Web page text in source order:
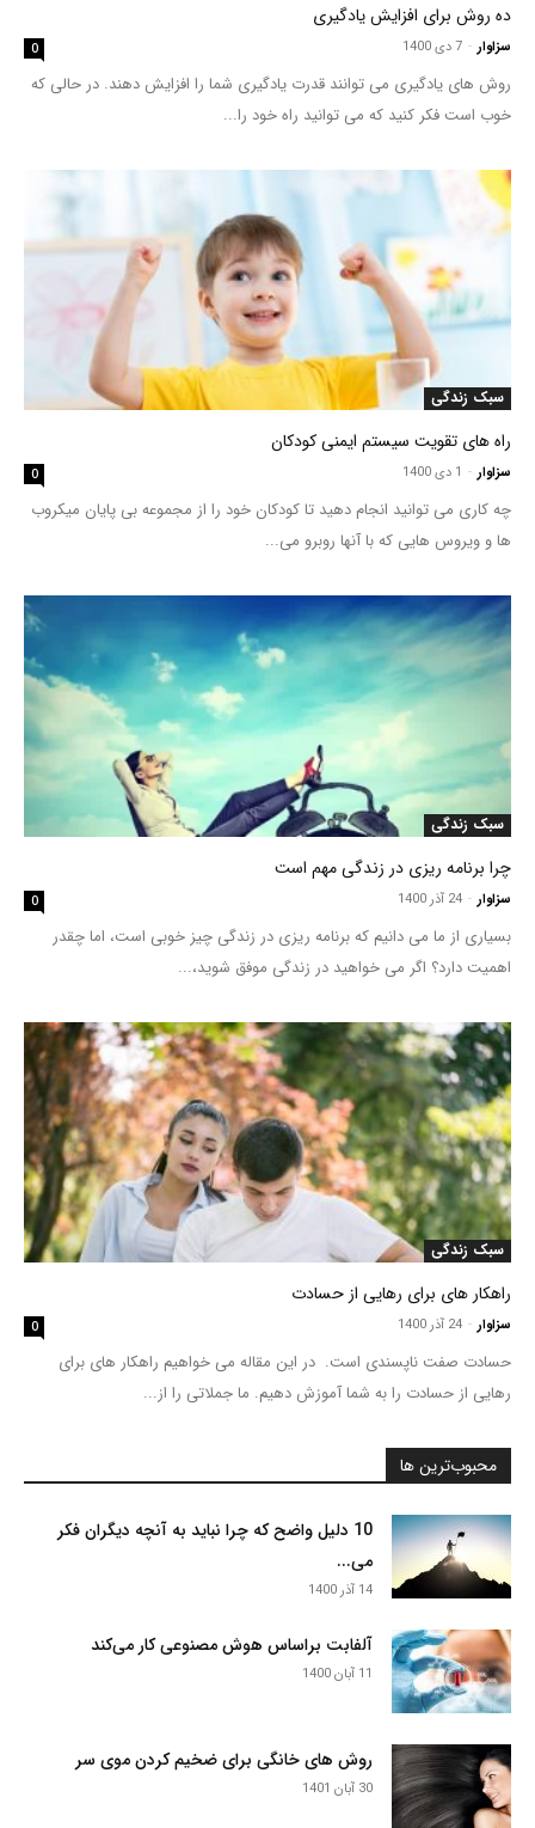
ده روش برای افزایش یادگیری
سزاوار - 7 دی 1400 0
روش های یادگیری می توانند قدرت یادگیری شما را افزایش دهند. در حالی که
خوب است فکر کنید که می توانید راه خود را...
سبک زندگی
راه های تقویت سیستم ایمنی کودکان
سزاوار - 1 دی 1400 0
چه کاری می توانید انجام دهید تا کودکان خود را از مجموعه بی پایان میکروب
ها و ویروس هایی که با آنها روبرو می...
سبک زندگی
چرا برنامه ریزی در زندگی مهم است
سزاوار - 24 آذر 1400 0
بسیاری از ما می دانیم که برنامه ریزی در زندگی چیز خوبی است، اما چقدر
اهمیت دارد؟ اگر می خواهید در زندگی موفق شوید،...
سبک زندگی
راهکار های برای رهایی از حسادت
سزاوار - 24 آذر 1400 0
حسادت صفت ناپسندی است. در این مقاله می خواهیم راهکار های برای
رهایی از حسادت را به شما آموزش دهیم. ما جملاتی را از...
محبوب‌ترین ها
10 دلیل واضح که چرا نباید به آنچه دیگران فکر
می...
14 آذر 1400
آلفابت براساس هوش مصنوعی کار می‌کند
11 آبان 1400
روش های خانگی برای ضخیم کردن موی سر
30 آبان 1401